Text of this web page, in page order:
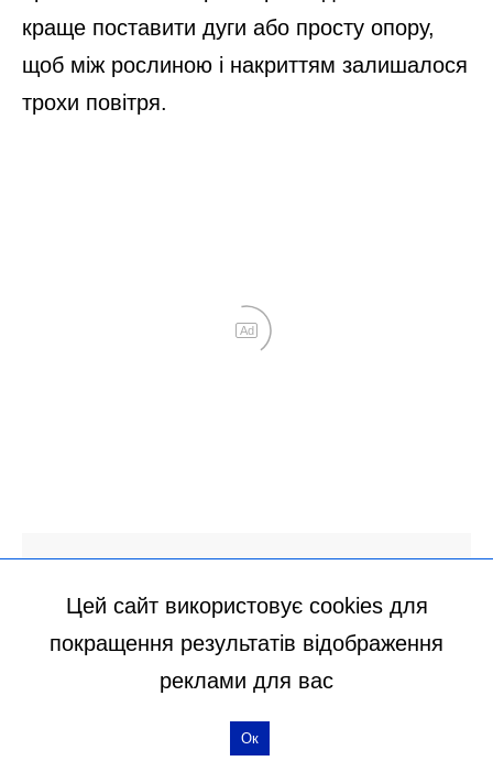
Цей сайт використовує cookies для
покращення результатів відображення
реклами для вас
Ок